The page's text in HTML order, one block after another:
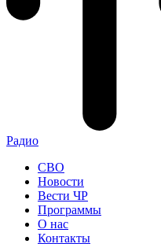
Радио
СВО
Новости
Вести ЧР
Программы
О нас
Контакты